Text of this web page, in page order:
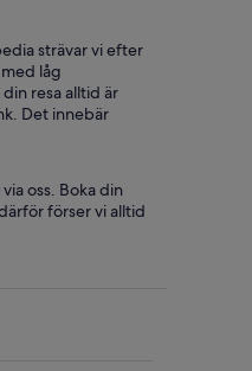
strävar vi efter
låg
resa alltid är
Det innebär
oss. Boka din
förser vi alltid